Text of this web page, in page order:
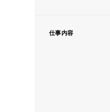
仕事内容